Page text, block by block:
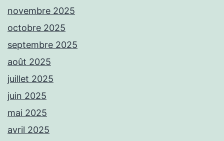
novembre 2025
octobre 2025
septembre 2025
août 2025
juillet 2025
juin 2025
mai 2025
avril 2025